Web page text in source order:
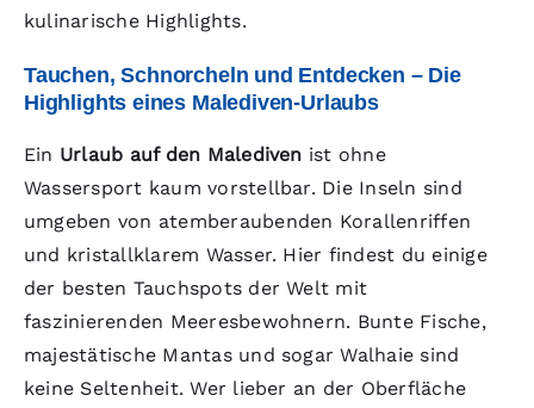
kulinarische Highlights.
Tauchen, Schnorcheln und Entdecken – Die
Highlights eines Malediven-Urlaubs
Ein Urlaub auf den Malediven ist ohne
Wassersport kaum vorstellbar. Die Inseln sind
umgeben von atemberaubenden Korallenriffen
und kristallklarem Wasser. Hier findest du einige
der besten Tauchspots der Welt mit
faszinierenden Meeresbewohnern. Bunte Fische,
majestätische Mantas und sogar Walhaie sind
keine Seltenheit. Wer lieber an der Oberfläche